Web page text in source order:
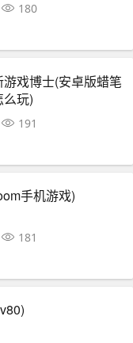
180
戏博士(安卓版蜡笔
玩)
191
手机游戏)
181